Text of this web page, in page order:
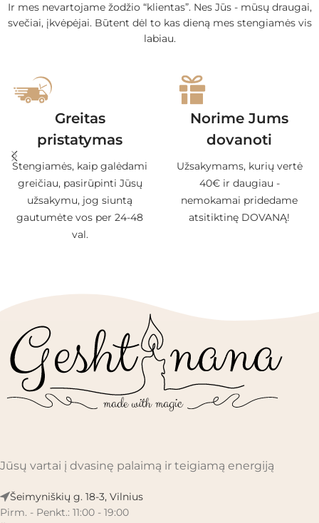
Ir mes nevartojame žodžio “klientas”. Nes Jūs - mūsų draugai,
svečiai, įkvėpėjai. Būtent dėl to kas dieną mes stengiamės vis
labiau.
Greitas
pristatymas
Stengiamės, kaip galėdami
greičiau, pasirūpinti Jūsų
užsakymu, jog siuntą
gautumėte vos per 24-48
val.
Norime Jums
dovanoti
Užsakymams, kurių vertė
40€ ir daugiau -
nemokamai pridedame
atsitiktinę DOVANĄ!
Jūsų vartai į dvasinę palaimą ir teigiamą energiją
Šeimyniškių g. 18-3, Vilnius
Pirm. - Penkt.: 11:00 - 19:00